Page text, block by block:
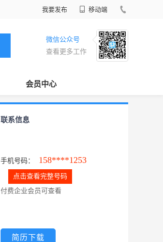
我要发布 移动端
微信公众号
查看更多工作
会员中心
联系信息
手机号码： 158****1253
点击查看完整号码
付费企业会员可查看
简历下载